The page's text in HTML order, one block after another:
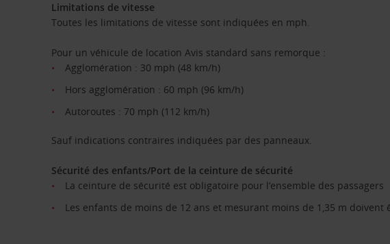
Limitations de vitesse
Toutes les limitations de vitesse sont indiquées en mph.
Pour un véhicule de location Avis standard sans remorque :
Agglomération : 30 mph (48 km/h)
Hors agglomération : 60 mph (96 km/h)
Autoroutes : 70 mph (112 km/h)
Sauf indications contraires indiquées par des panneaux.
Sécurité des enfants/Port de la ceinture de sécurité
La ceinture de sécurité est obligatoire pour l’ensemble des passagers
Les enfants de moins de 12 ans et mesurant moins de 1,35 m